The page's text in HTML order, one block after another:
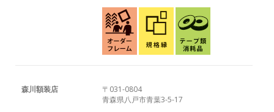
森川額装店
〒031-0804
青森県八戸市青葉3-5-17